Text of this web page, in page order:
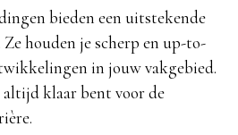
bieden een uitstekende
houden je scherp en up-to-
in jouw vakgebied.
klaar bent voor de